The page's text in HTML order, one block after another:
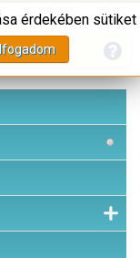
érdekében sütiket